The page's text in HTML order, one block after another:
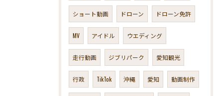
ショート動画 ドローン ドローン免許
MV アイドル ウエディング
走行動画 ジブリパーク 愛知観光
行政 TikTok 沖縄 愛知 動画制作